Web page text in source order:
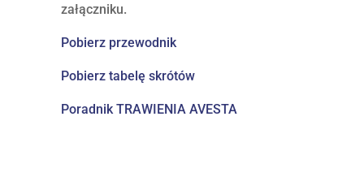
załączniku.
Pobierz przewodnik
Pobierz tabelę skrótów
Poradnik TRAWIENIA AVESTA